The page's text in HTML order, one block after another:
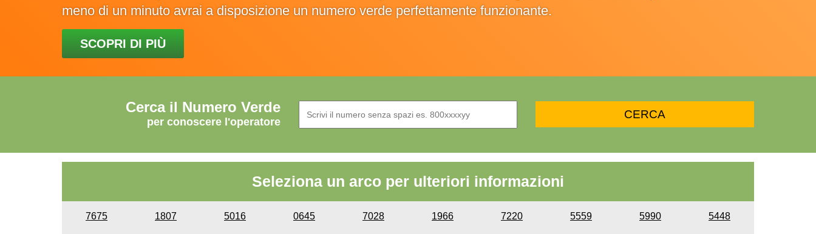
meno di un minuto avrai a disposizione un numero verde perfettamente funzionante.
SCOPRI DI PIÙ
Cerca il Numero Verde
per conoscere l'operatore
Seleziona un arco per ulteriori informazioni
7675 1807 5016 0645 7028 1966 7220 5559 5990 5448